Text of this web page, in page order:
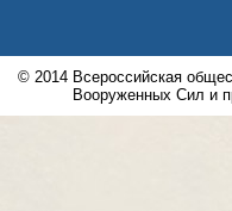
© 2014 Всероссийская
Вооруженных Сил и